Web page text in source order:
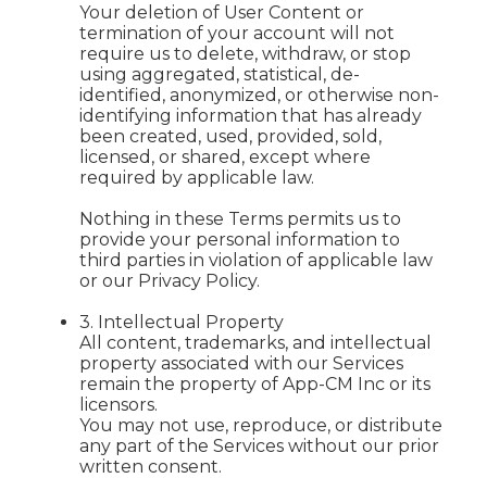
Your deletion of User Content or
termination of your account will not
require us to delete, withdraw, or stop
using aggregated, statistical, de-
identified, anonymized, or otherwise non-
identifying information that has already
been created, used, provided, sold,
licensed, or shared, except where
required by applicable law.
Nothing in these Terms permits us to
provide your personal information to
third parties in violation of applicable law
or our Privacy Policy.
3. Intellectual Property
All content, trademarks, and intellectual
property associated with our Services
remain the property of App-CM Inc or its
licensors.
You may not use, reproduce, or distribute
any part of the Services without our prior
written consent.